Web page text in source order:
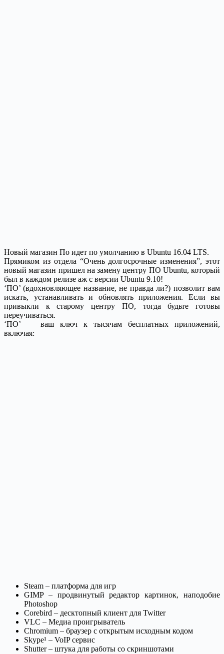
Новый магазин По идет по умолчанию в Ubuntu 16.04 LTS.
Прямиком из отдела “Очень долгосрочные изменения”, этот
новый магазин пришел на замену центру ПО Ubuntu, который
был в каждом релизе аж с версии Ubuntu 9.10!
‘ПО’ (вдохновляющее название, не правда ли?) позволит вам
искать, устанавливать и обновлять приложения. Если вы
привыкли к старому центру ПО, тогда будьте готовы
переучиваться.
‘ПО’ — ваш ключ к тысячам бесплатных приложений,
включая:
Steam – платформа для игр
GIMP – продвинутый редактор картинок, наподобие
Photoshop
Corebird – десктопный клиент для Twitter
VLC – Медиа проигрыватель
Chromium – браузер с открытым исходным кодом
Skype¹ – VoIP сервис
Shutter – штука для работы со скриншотами